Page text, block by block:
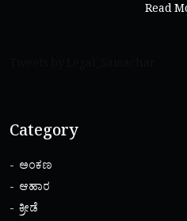
Read
Category
ಅಂಕಣ
ಆಹಾರ
ಕ್ರೀಡೆ